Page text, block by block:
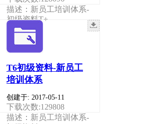
描述：新员工培训体系-
初级资料T+
T6初级资料-新员工
培训体系
创建于: 2017-05-11
下载次数:129808
描述：新员工培训体系-